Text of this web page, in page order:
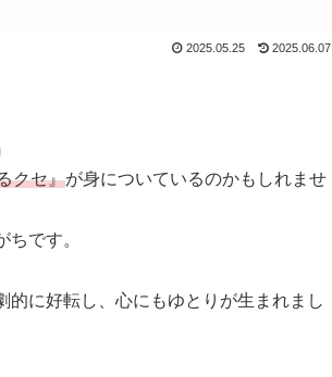
2025.05.25 2025.06.07
クセ』が身についているのかもしれませ
です。
に好転し、心にもゆとりが生まれまし